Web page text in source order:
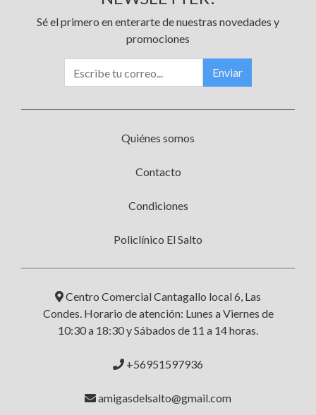
Sé el primero en enterarte de nuestras novedades y
promociones
Enviar
Quiénes somos
Contacto
Condiciones
Policlínico El Salto
Centro Comercial Cantagallo local 6, Las
Condes. Horario de atención: Lunes a Viernes de
10:30 a 18:30 y Sábados de 11 a 14 horas.
+56951597936
amigasdelsalto@gmail.com